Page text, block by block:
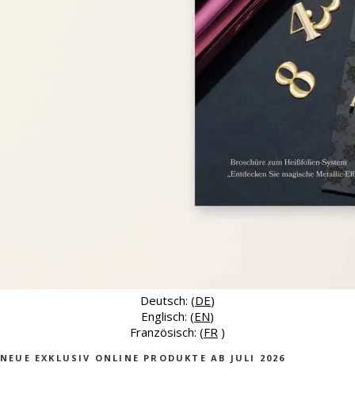
Deutsch: (DE)
Englisch: (EN)
Französisch: (FR )
NEUE EXKLUSIV ONLINE PRODUKTE AB JULI 2026